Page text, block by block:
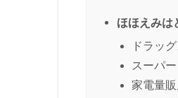
ほほえみは
ドラッ
スーパー
家電量